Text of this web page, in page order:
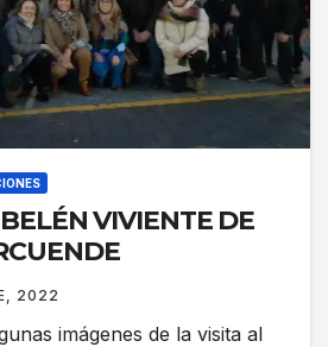
VIVIENTE DE
2022
imágenes de la visita al